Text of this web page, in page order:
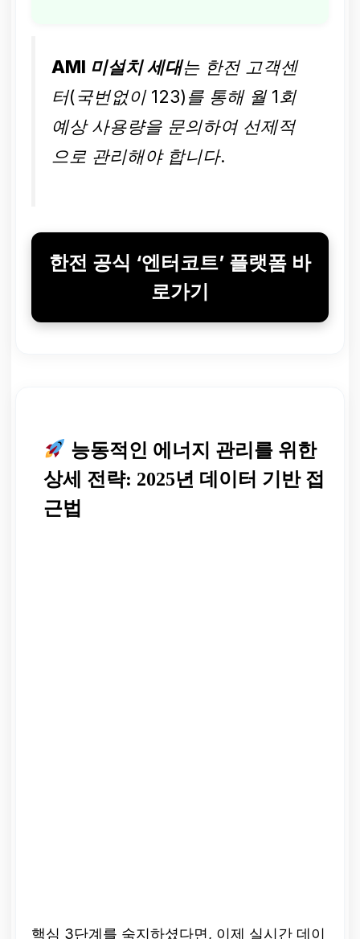
AMI 미설치 세대는 한전 고객센
터(국번없이 123)를 통해 월 1회
예상 사용량을 문의하여 선제적
으로 관리해야 합니다.
한전 공식 ‘엔터코트’ 플랫폼 바
로가기
능동적인 에너지 관리를 위한
상세 전략: 2025년 데이터 기반 접
근법
핵심 3단계를 숙지하셨다면, 이제 실시간 데이